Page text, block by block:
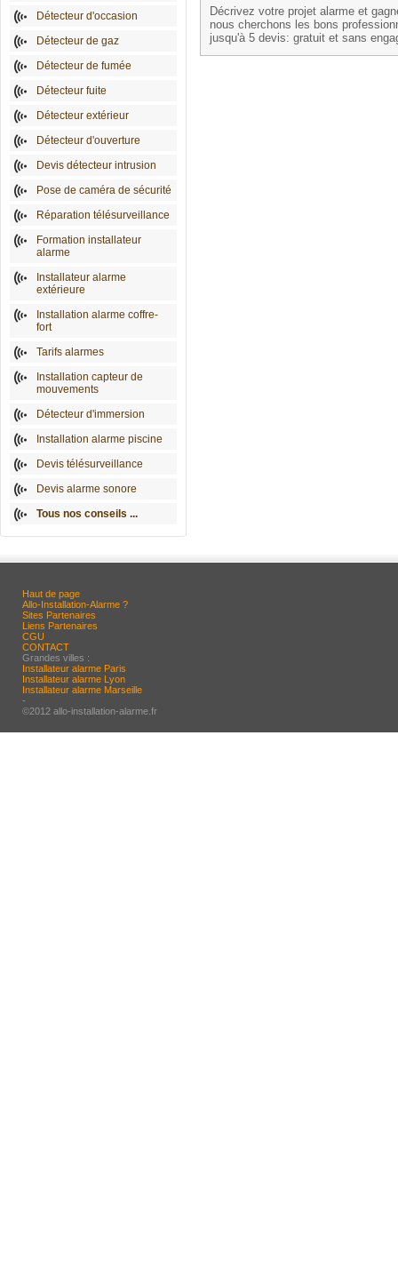
Détecteur d'occasion
Détecteur de gaz
Détecteur de fumée
Détecteur fuite
Détecteur extérieur
Détecteur d'ouverture
Devis détecteur intrusion
Pose de caméra de sécurité
Réparation télésurveillance
Formation installateur
alarme
Installateur alarme
extérieure
Installation alarme coffre-
fort
Tarifs alarmes
Installation capteur de
mouvements
Détecteur d'immersion
Installation alarme piscine
Devis télésurveillance
Devis alarme sonore
Tous nos conseils ...
Décrivez votre projet alarme et
nous cherchons les bons
jusqu'à 5 devis: gratuit et sans
Haut de page
Allo-Installation-Alarme ?
Sites Partenaires
Liens Partenaires
CGU
CONTACT
Grandes villes :
Installateur alarme Paris
Installateur alarme Lyon
Installateur alarme Marseille
-
©2012 allo-installation-alarme.fr